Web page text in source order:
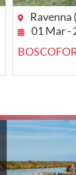
Ravenna
01 Mar -